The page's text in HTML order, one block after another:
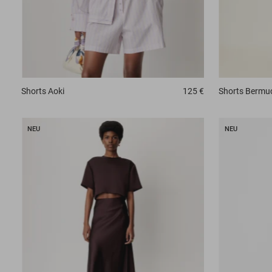
ShortsAoki 125 € Shorts
NEU NEU